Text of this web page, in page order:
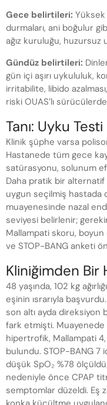
Gece belirtileri: Yüksek
durmaları, ani boğulur
ağız kuruluğu, huzursuz
Gündüz belirtileri:
gün içi aşırı uykululuk,
irritabilite, libido
riski OUAS’lı
Tanı: Uyku
Klinik şüphe varsa
Hastanede tüm gece
satürasyonu, solunum
Daha pratik bir
uygun seçilmiş hastada
muayenesinde nazal
seviyesi belirlenir;
Mallampati skoru,
ve STOP-BANG anketi
Kliniğimden Bir
48 yaşında, 102 kg
eşinin ısrarıyla başvurdu.
son altı ayda direksiyon
fark etmişti.
hipertrofik, Mallampati
bulundu. STOP-BANG 7
düşük SpO₂ %78
nedeniyle önce CPAP
semptomlar düzeldi. Eş